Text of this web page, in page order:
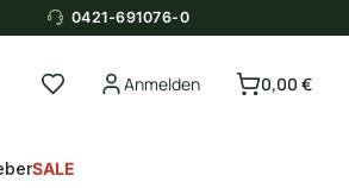
0421-691076-0
Anmelden 0,00 €
SALE